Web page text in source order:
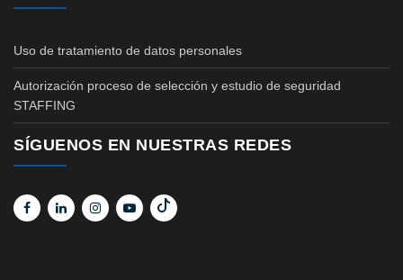
Uso de tratamiento de datos personales
Autorización proceso de selección y estudio de seguridad
STAFFING
SÍGUENOS EN NUESTRAS REDES